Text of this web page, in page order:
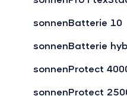
sonnenBatterie 10
sonnenBatterie
sonnenProtect
sonnenProtect